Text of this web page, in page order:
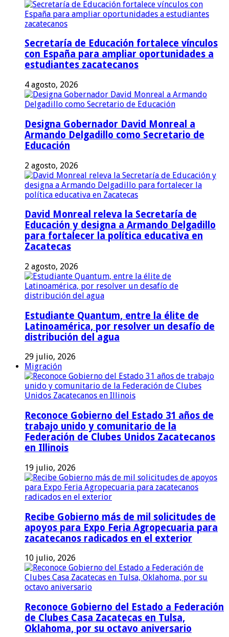
Secretaría de Educación fortalece vínculos
con España para ampliar oportunidades a
estudiantes zacatecanos
4 agosto, 2026
Designa Gobernador David Monreal a
Armando Delgadillo como Secretario de
Educación
2 agosto, 2026
David Monreal releva la Secretaría de
Educación y designa a Armando Delgadillo
para fortalecer la política educativa en
Zacatecas
2 agosto, 2026
Estudiante Quantum, entre la élite de
Latinoamérica, por resolver un desafío de
distribución del agua
29 julio, 2026
Migración
Reconoce Gobierno del Estado 31 años de
trabajo unido y comunitario de la
Federación de Clubes Unidos Zacatecanos
en Illinois
19 julio, 2026
Recibe Gobierno más de mil solicitudes de
apoyos para Expo Feria Agropecuaria para
zacatecanos radicados en el exterior
10 julio, 2026
Reconoce Gobierno del Estado a Federación
de Clubes Casa Zacatecas en Tulsa,
Oklahoma, por su octavo aniversario